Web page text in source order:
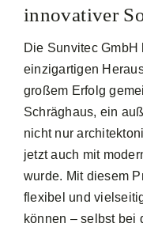
innovativer
Die Sunvitec
einzigartigen
großem Erfolg
Schräghaus, ein
nicht nur
jetzt auch mit
wurde. Mit diesem
flexibel und
können – selbst bei